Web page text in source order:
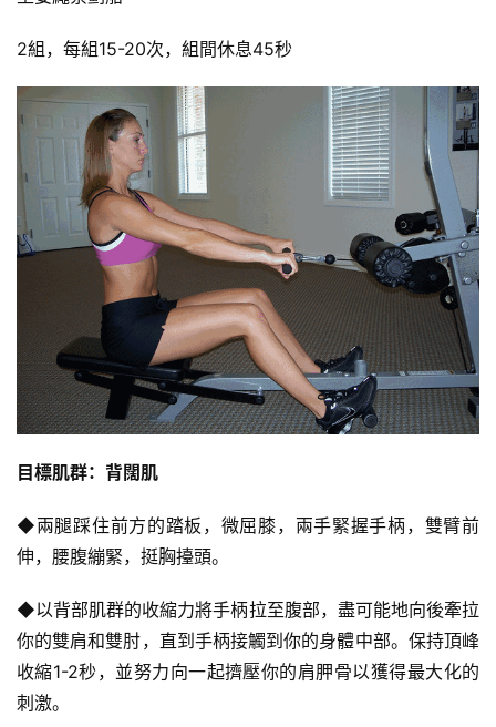
訓
練
心
力
量
增
肌
計
伽
身
視
頻
2組，每組15-20次，組間休息45秒
目標肌群：背闊肌
◆兩腿踩住前方的踏板，微屈膝，兩手緊握手柄，雙臂前
伸，腰腹繃緊，挺胸擡頭。
◆以背部肌群的收縮力將手柄拉至腹部，盡可能地向後牽拉
你的雙肩和雙肘，直到手柄接觸到你的身體中部。保持頂峰
收縮1-2秒，並努力向一起擠壓你的肩胛骨以獲得最大化的
刺激。